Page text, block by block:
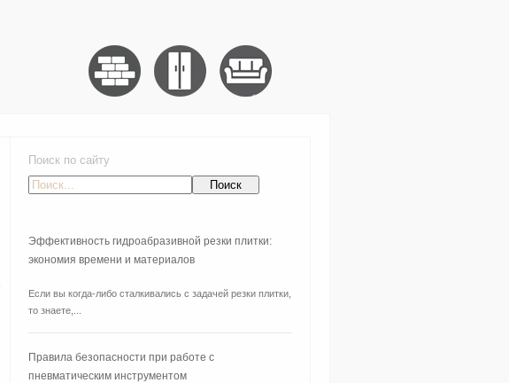
Поиск по сайту
Эффективность гидроабразивной резки плитки:
экономия времени и материалов
Если вы когда-либо сталкивались с задачей резки плитки,
то знаете,...
Правила безопасности при работе с
пневматическим инструментом